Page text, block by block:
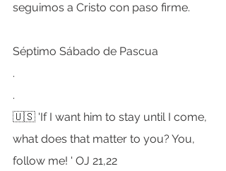
seguimos a Cristo con paso firme.
Séptimo Sábado de Pascua
.
.
🇺🇸 'If I want him to stay until I come,
what does that matter to you? You,
follow me! ' OJ 21,22